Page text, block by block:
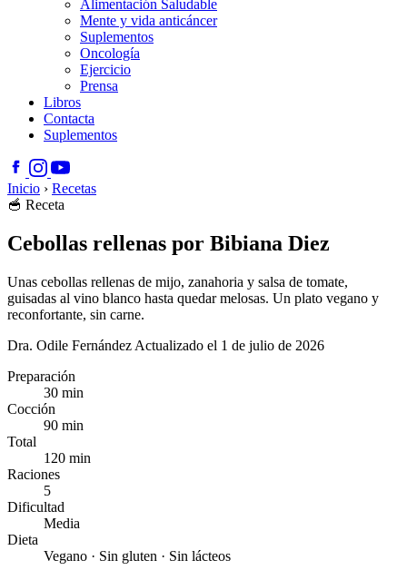
Alimentación Saludable
Mente y vida anticáncer
Suplementos
Oncología
Ejercicio
Prensa
Libros
Contacta
Suplementos
Inicio › Recetas
🥣 Receta
Cebollas rellenas por Bibiana Diez
Unas cebollas rellenas de mijo, zanahoria y salsa de tomate,
guisadas al vino blanco hasta quedar melosas. Un plato vegano y
reconfortante, sin carne.
Dra. Odile Fernández Actualizado el 1 de julio de 2026
Preparación
30 min
Cocción
90 min
Total
120 min
Raciones
5
Dificultad
Media
Dieta
Vegano · Sin gluten · Sin lácteos